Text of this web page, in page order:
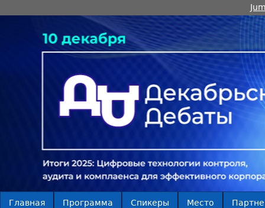
Главная Программа Спикеры Место